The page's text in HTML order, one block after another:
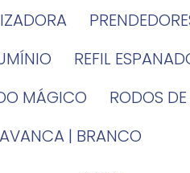
REFIL
MÁGICO RODOS
| BRANCO